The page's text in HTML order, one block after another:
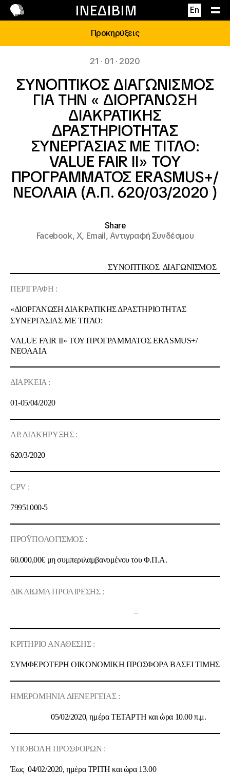
ΙΝΕΔΙΒΙΜ En
Επικοινωνία
Προκηρύξεις
21 · 01 · 2020
ΣΥΝΟΠΤΙΚΟΣ ΔΙΑΓΩΝΙΣΜΟΣ
ΓΙΑ ΤΗΝ « ΔΙΟΡΓΑΝΩΣΗ
ΔΙΑΚΡΑΤΙΚΗΣ
ΔΡΑΣΤΗΡΙΟΤΗΤΑΣ
ΣΥΝΕΡΓΑΣΙΑΣ ΜΕ ΤΙΤΛΟ:
VALUE FAIR II» ΤΟΥ
ΠΡΟΓΡΑΜΜΑΤΟΣ ERASMUS+/
ΝΕΟΛΑΙΑ (Α.Π. 620/03/2020 )
Share
Facebook,X, Email,Αντιγραφή Συνδέσμου
ΣΥΝΟΠΤΙΚΟΣ ΔΙΑΓΩΝΙΣΜΟΣ
ΠΕΡΙΓΡΑΦΗ :
«ΔΙΟΡΓΑΝΩΣΗ ΔΙΑΚΡΑΤΙΚΗΣ ΔΡΑΣΤΗΡΙΟΤΗΤΑΣ
ΣΥΝΕΡΓΑΣΙΑΣ ΜΕ ΤΙΤΛΟ:
VALUE FAIR II» ΤΟΥ ΠΡΟΓΡΑΜΜΑΤΟΣERASMUS+/
ΝΕΟΛΑΙΑ
ΔΙΑΡΚΕΙΑ :
01-05/04/2020
ΑΡ. ΔΙΑΚΗΡΥΞΗΣ :
620/3/2020
CPV :
79951000-5
ΠΡΟΫΠΟΛΟΓΙΣΜΟΣ :
60.000,00€ μη συμπεριλαμβανομένου του Φ.Π.Α.
ΔΙΚΑΙΩΜΑ ΠΡΟΑΙΡΕΣΗΣ :
–
ΚΡΙΤΗΡΙΟ ΑΝΑΘΕΣΗΣ :
ΣΥΜΦΕΡΟΤΕΡΗ OIKONOMIKH ΠΡΟΣΦΟΡΑ ΒΑΣΕΙ ΤΙΜΗΣ
ΗΜΕΡΟΜΗΝΙΑ ΔΙΕΝΕΡΓΕΙΑΣ :
05/02/2020, ημέρα ΤΕΤΑΡΤΗ και ώρα 10.00 π.μ.
ΥΠΟΒΟΛΗ ΠΡΟΣΦΟΡΩΝ :
Έως 04/02/2020, ημέρα ΤΡΙΤΗ και ώρα 13.00